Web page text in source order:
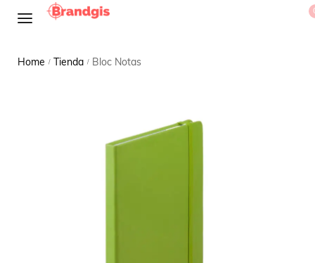
Home / Tienda / Bloc Notas